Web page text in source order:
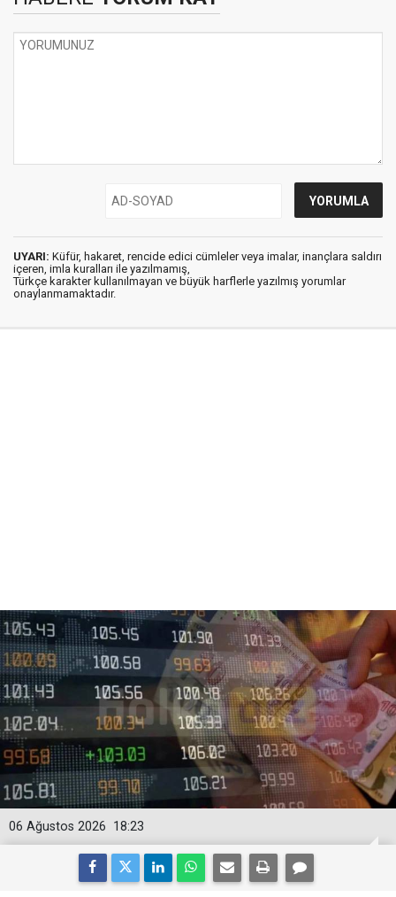
UYARI: Küfür, hakaret, rencide edici cümleler veya imalar, inançlara saldırı
içeren, imla kuralları ile yazılmamış,
Türkçe karakter kullanılmayan ve büyük harflerle yazılmış yorumlar
onaylanmamaktadır.
18:23
06 Ağustos 2026